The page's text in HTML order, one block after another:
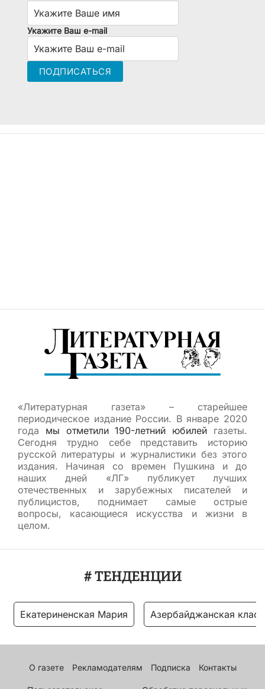
Укажите Ваш e-mail
«Литературная газета» – старейшее
периодическое издание России. В январе 2020
года мы отметили 190-летний юбилей газеты.
Сегодня трудно себе представить историю
русской литературы и журналистики без этого
издания. Начиная со времен Пушкина и до
наших дней «ЛГ» публикует лучших
отечественных и зарубежных писателей и
публицистов, поднимает самые острые
вопросы, касающиеся искусства и жизни в
целом.
# ТЕНДЕНЦИИ
Екатериненская Мария Азербайджанская
О газете Рекламодателям Подписка Контакты